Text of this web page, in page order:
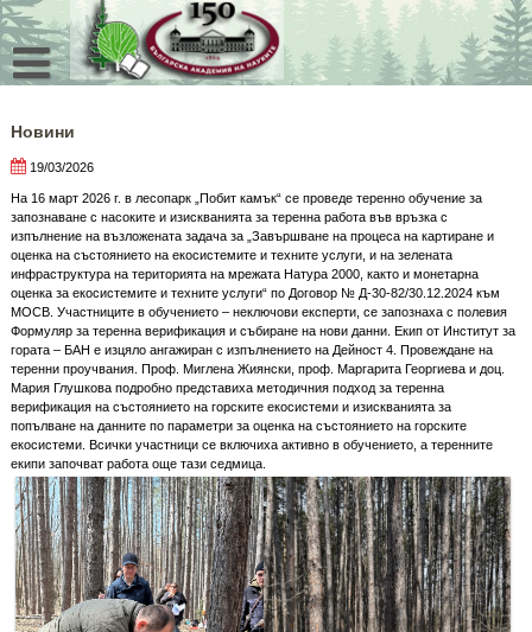
Skip
to
content
Новини
19/03/2026
На 16 март 2026 г. в лесопарк „Побит камък“ се проведе теренно обучение за
запознаване с насоките и изискванията за теренна работа във връзка с
изпълнение на възложената задача за „Завършване на процеса на картиране и
оценка на състоянието на екосистемите и техните услуги, и на зелената
инфраструктура на територията на мрежата Натура 2000, както и монетарна
оценка за екосистемите и техните услуги“ по Договор № Д-30-82/30.12.2024 към
МОСВ. Участниците в обучението – неключови експерти, се запознаха с полевия
Формуляр за теренна верификация и събиране на нови данни. Екип от Институт за
гората – БАН е изцяло ангажиран с изпълнението на Дейност 4. Провеждане на
теренни проучвания. Проф. Миглена Жиянски, проф. Маргарита Георгиева и доц.
Мария Глушкова подробно представиха методичния подход за теренна
верификация на състоянието на горските екосистеми и изискванията за
попълване на данните по параметри за оценка на състоянието на горските
екосистеми. Всички участници се включиха активно в обучението, а теренните
екипи започват работа още тази седмица.